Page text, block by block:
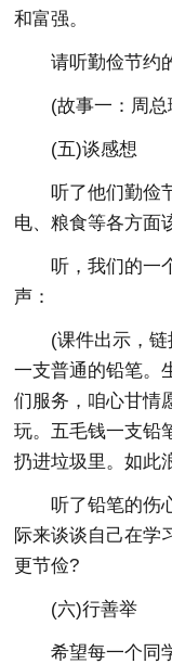
和富强。
请听勤俭节约
(故事一：周
(五)谈感想
听了他们勤俭
电、粮食等各方面
听，我们的一
声：
(课件出示，
一支普通的铅笔。
们服务，咱心甘情
玩。五毛钱一支铅
扔进垃圾里。如此
听了铅笔的伤
际来谈谈自己在学
更节俭?
(六)行善举
希望每一个同